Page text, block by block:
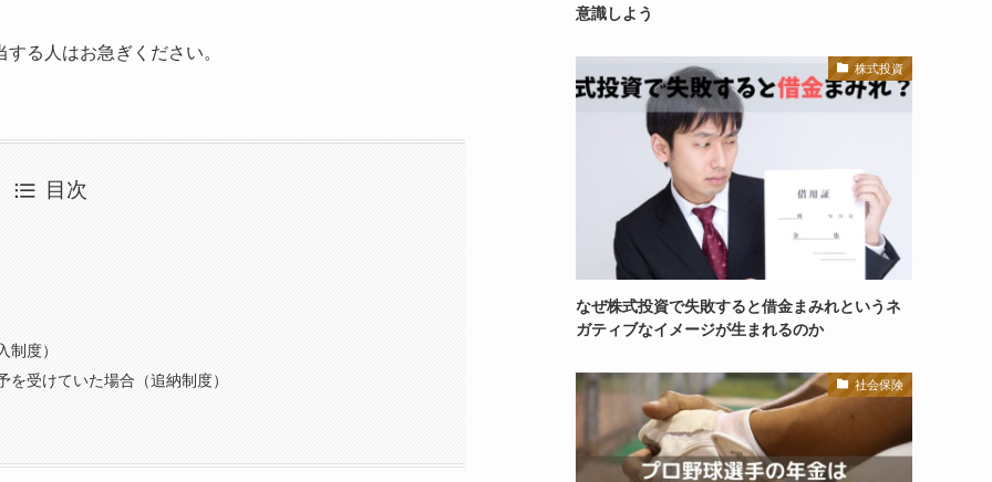
る人はお急ぎください。
目次
制度）
受けていた場合（追納制度）
意識しよう
株式投資
なぜ株式投資で失敗すると借金まみれというネ
ガティブなイメージが生まれるのか
社会保険